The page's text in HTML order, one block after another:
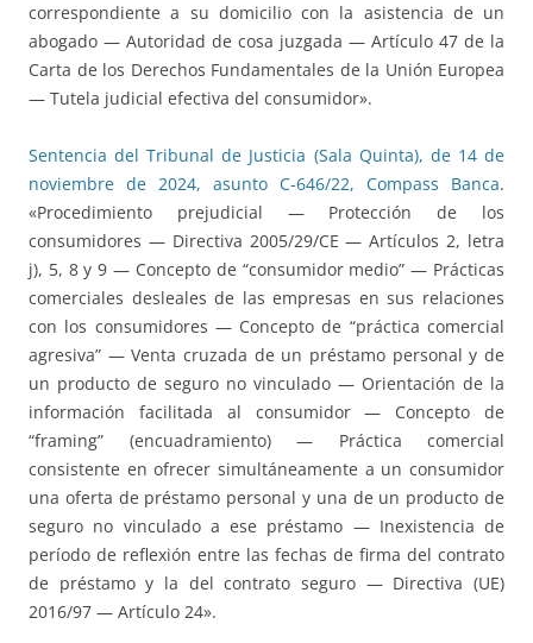
correspondiente a su domicilio con la asistencia de un
abogado — Autoridad de cosa juzgada — Artículo 47 de la
Carta de los Derechos Fundamentales de la Unión Europea
— Tutela judicial efectiva del consumidor».
Sentencia del Tribunal de Justicia (Sala Quinta), de 14 de
noviembre de 2024, asunto C-646/22, Compass Banca.
«Procedimiento prejudicial — Protección de los
consumidores — Directiva 2005/29/CE — Artículos 2, letra
j), 5, 8 y 9 — Concepto de “consumidor medio” — Prácticas
comerciales desleales de las empresas en sus relaciones
con los consumidores — Concepto de “práctica comercial
agresiva” — Venta cruzada de un préstamo personal y de
un producto de seguro no vinculado — Orientación de la
información facilitada al consumidor — Concepto de
“framing” (encuadramiento) — Práctica comercial
consistente en ofrecer simultáneamente a un consumidor
una oferta de préstamo personal y una de un producto de
seguro no vinculado a ese préstamo — Inexistencia de
período de reflexión entre las fechas de firma del contrato
de préstamo y la del contrato seguro — Directiva (UE)
2016/97 — Artículo 24».